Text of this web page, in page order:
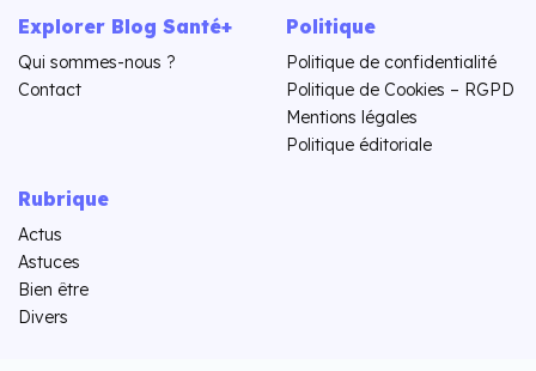
Explorer Blog Santé+
Qui sommes-nous ?
Contact
Politique
Politique de confidentialité
Politique de Cookies – RGPD
Mentions légales
Politique éditoriale
Rubrique
Actus
Astuces
Bien être
Divers